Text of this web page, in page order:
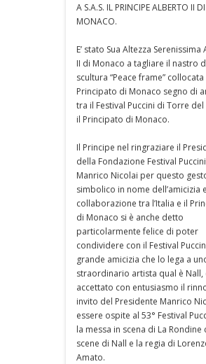
A S.A.S. IL PRINCIPE ALBERTO II DI
MONACO.
E’ stato Sua Altezza
II di Monaco a tagliare il nastro
scultura “Peace frame” collocata
Principato di Monaco segno di
tra il Festival Puccini di Torre del
il Principato di Monaco.
Il Principe nel ringraziare il
della Fondazione Festival
Manrico Nicolai per questo
simbolico in nome dell’amicizia
collaborazione tra l’Italia e il
di Monaco si è anche detto
particolarmente felice di poter
condividere con il Festival
grande amicizia che lo lega a
straordinario artista qual è Nall,
accettato con entusiasmo il
invito del Presidente Manrico
essere ospite al 53° Festival
la messa in scena di La Rondine
scene di Nall e la regia di
Amato.